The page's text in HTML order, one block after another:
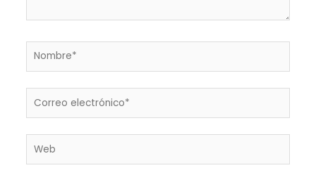
Nombre*
Correo
Web